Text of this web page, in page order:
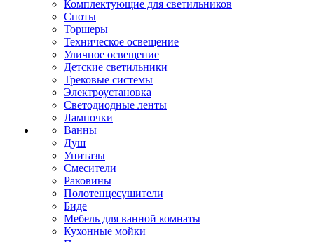
Комплектующие для светильников
Споты
Торшеры
Техническое освещение
Уличное освещение
Детские светильники
Трековые системы
Электроустановка
Светодиодные ленты
Лампочки
Ванны
Душ
Унитазы
Смесители
Раковины
Полотенцесушители
Биде
Мебель для ванной комнаты
Кухонные мойки